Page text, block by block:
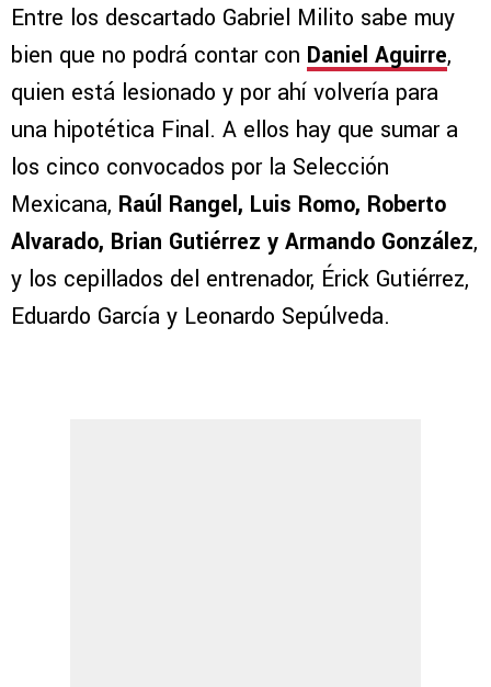
Entre los descartado Gabriel Milito sabe muy
bien que no podrá contar con Daniel Aguirre,
quien está lesionado y por ahí volvería para
una hipotética Final. A ellos hay que sumar a
los cinco convocados por la Selección
Mexicana, Raúl Rangel, Luis Romo, Roberto
Alvarado, Brian Gutiérrez y Armando González,
y los cepillados del entrenador, Érick Gutiérrez,
Eduardo García y Leonardo Sepúlveda.